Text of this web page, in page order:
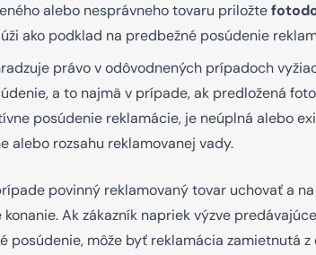
alebo nesprávneho tovaru priložte
ako podklad na predbežné posúdenie
právo v odôvodnených prípadoch
a to najmä v prípade, ak predložená
posúdenie reklamácie, je neúplná alebo
alebo rozsahu reklamovanej vady.
povinný reklamovaný tovar uchovať a
Ak zákazník napriek výzve
posúdenie, môže byť reklamácia zamietnutá